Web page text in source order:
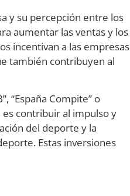
y su percepción entre los
aumentar las ventas y los
incentivan a las empresas
también contribuyen al
“España Compite” o
es contribuir al impulso y
del deporte y la
Estas inversiones